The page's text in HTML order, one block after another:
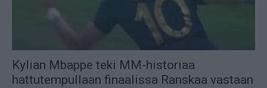
Kylian Mbappe teki MM-historiaa
hattutempullaan finaalissa Ranskaa vastaan